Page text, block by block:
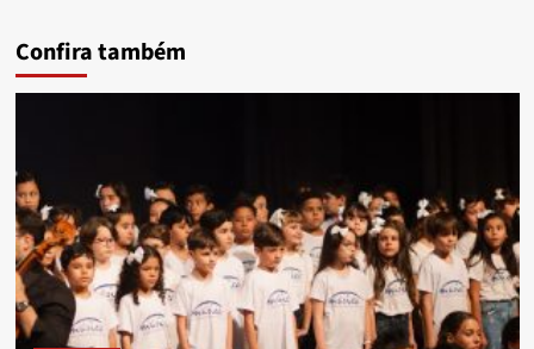
Confira também